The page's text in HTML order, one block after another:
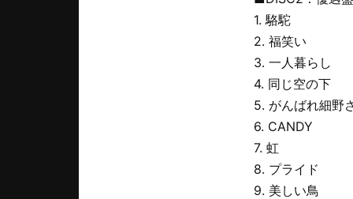
1. 駱駝
2. 福笑い
3. 一人暮らし
4. 同じ空の下
5. がんばれ細野
6. CANDY
7. 虹
8. プライド
9. 美しい鳥